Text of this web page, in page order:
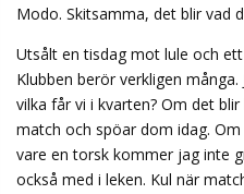
Modo. Skitsamma, det blir vad
Utsålt en tisdag mot lule och
Klubben berör verkligen
vilka får vi i kvarten? Om det
match och spöar dom idag.
vare en torsk kommer jag inte
också med i leken. Kul när